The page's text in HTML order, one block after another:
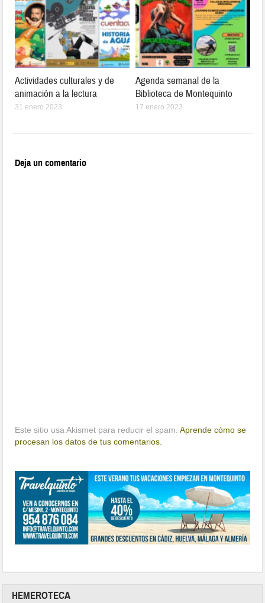
Actividades culturales y de
animación a la lectura
31 enero 2023
Agenda semanal de la
Biblioteca de Montequinto
17 enero 2023
Deja un comentario
Este sitio usa Akismet para reducir el spam.Aprende cómo se
procesan los datos de tus comentarios.
HEMEROTECA